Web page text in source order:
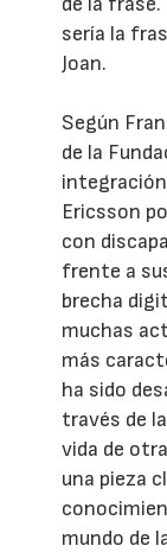
sería la
Joan.
Según
de la
Ericsson
con
frente a
brecha
muchas
más
ha sido
través de
vida de
una pieza
mundo de